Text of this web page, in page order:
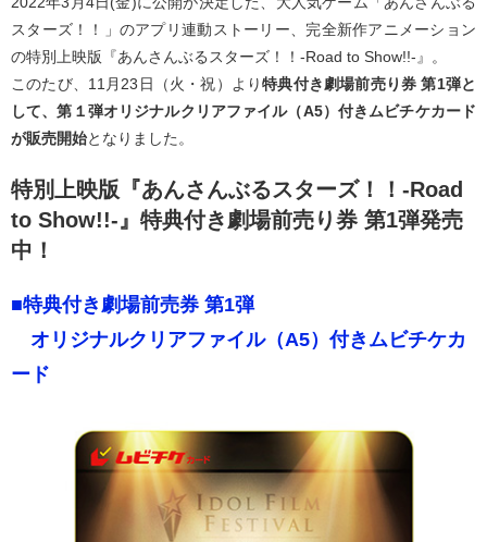
スターズ！！」のアプリ連動ストーリー、完全新作アニメーション
の特別上映版『あんさんぶるスターズ！！-Road to Show!!-』。
このたび、11月23日（火・祝）より特典付き劇場前売り券 第1弾と
して、第１弾オリジナルクリアファイル（A5）付きムビチケカード
が販売開始となりました。
特別上映版『あんさんぶるスターズ！！-Road
to Show!!-』特典付き劇場前売り券 第1弾発売
中！
■特典付き劇場前売券 第1弾
オリジナルクリアファイル（A5）付きムビチケカ
ード